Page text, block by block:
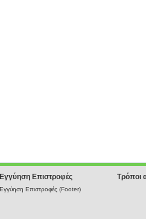
Εγγύηση Επιστροφές
Εγγύηση Επιστροφές (Footer)
Τρόποι